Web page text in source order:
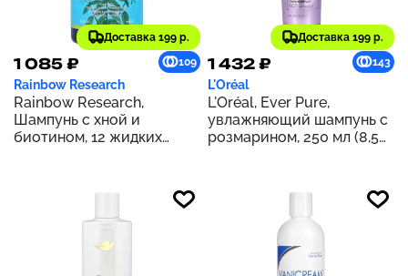
Доставка 199 р.
1 085 ₽ 109
Rainbow Research
Rainbow Research,
Шампунь с хной и
биотином, 12 жидких
Доставка 199 р.
1 432 ₽ 143
L'Oréal
L'Oréal, Ever Pure,
увлажняющий шампунь с
розмарином, 250 мл (8,5